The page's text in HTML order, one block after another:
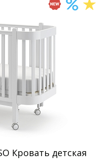
Кровать детская